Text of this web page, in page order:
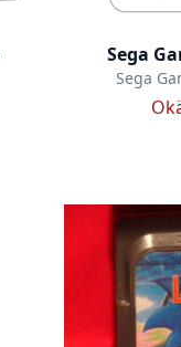
Sega
Sega